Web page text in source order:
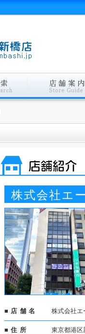
株式会社エ
■店舗名 株式会社エ
■住所 東京都港区